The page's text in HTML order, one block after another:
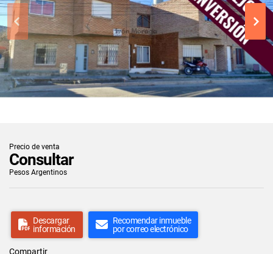
Precio de venta
Consultar
Pesos Argentinos
Descargar
información
Recomendar inmueble
por correo electrónico
Compartir